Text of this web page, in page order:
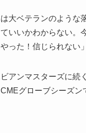
大ベテランのような
ていいかわからない
った！信じられない
アンマスターズに続
グローブシーズン